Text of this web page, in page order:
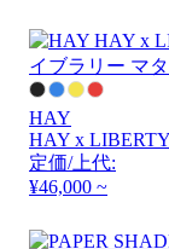
HAY
HAY x
定価/上代:
¥46,000 ~